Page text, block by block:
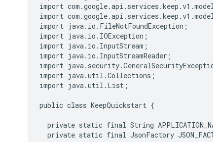
import
import
import java.io.FileNotFoundException;
import java.io.IOException;
import java.io.InputStream;
import java.io.InputStreamReader;
import
import java.util.Collections;
import java.util.List;
public class KeepQuickstart {
private static final String
private static final JsonFactory